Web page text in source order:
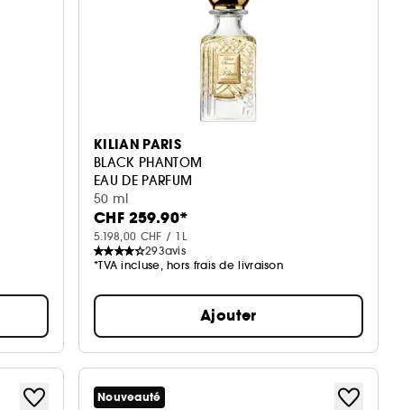
KILIAN PARIS
BLACK PHANTOM
EAU DE PARFUM
50 ml
CHF 259.90*
5.198,00 CHF / 1L
293avis
*TVA incluse, hors frais de livraison
Ajouter
Nouveauté